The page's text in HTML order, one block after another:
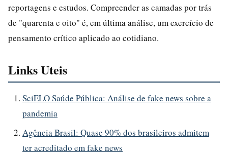
reportagens e estudos. Compreender as camadas por trás
de "quarenta e oito" é, em última análise, um exercício de
pensamento crítico aplicado ao cotidiano.
Links Uteis
SciELO Saúde Pública: Análise de fake news sobre a
pandemia
Agência Brasil: Quase 90% dos brasileiros admitem
ter acreditado em fake news